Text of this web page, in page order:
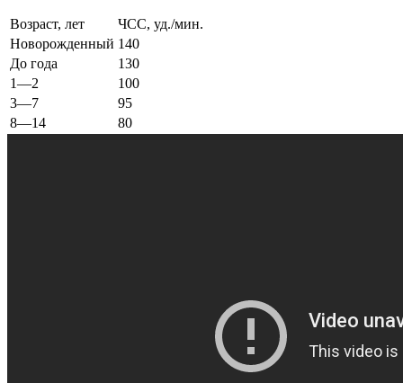
Возраст, лет
ЧСС, уд./мин.
Новорожденный 140
До года
130
1―2
100
3―7
95
8―14
80